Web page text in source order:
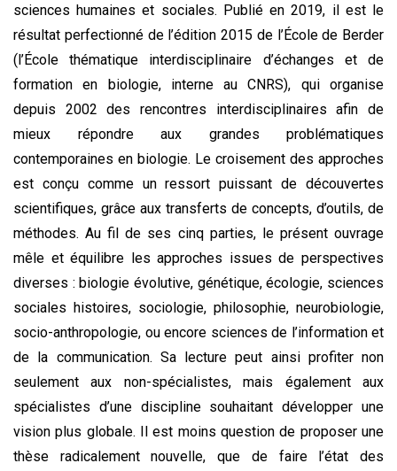
sciences humaines et sociales. Publié en 2019, il est le
résultat perfectionné de l’édition 2015 de l’École de Berder
(l’École thématique interdisciplinaire d’échanges et de
formation en biologie, interne au CNRS), qui organise
depuis 2002 des rencontres interdisciplinaires afin de
mieux répondre aux grandes problématiques
contemporaines en biologie. Le croisement des approches
est conçu comme un ressort puissant de découvertes
scientifiques, grâce aux transferts de concepts, d’outils, de
méthodes. Au fil de ses cinq parties, le présent ouvrage
mêle et équilibre les approches issues de perspectives
diverses : biologie évolutive, génétique, écologie, sciences
sociales histoires, sociologie, philosophie, neurobiologie,
socio-anthropologie, ou encore sciences de l’information et
de la communication. Sa lecture peut ainsi profiter non
seulement aux non-spécialistes, mais également aux
spécialistes d’une discipline souhaitant développer une
vision plus globale. Il est moins question de proposer une
thèse radicalement nouvelle, que de faire l’état des